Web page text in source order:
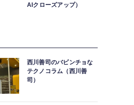
AIクローズアップ）
西川善司のバビンチョな
テクノコラム（西川善
司）